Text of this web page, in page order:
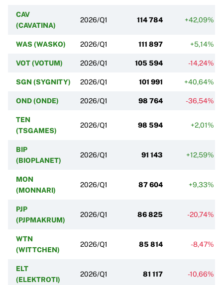
CAV
(CAVATINA)
2026/Q1 114 784 +42,09%
WAS (WASKO) 2026/Q1 111 897 +5,14%
VOT (VOTUM) 2026/Q1 105 594 -14,24%
SGN (SYGNITY) 2026/Q1 101 991 +40,64%
OND (ONDE) 2026/Q1 98 764 -36,54%
TEN
(TSGAMES)
2026/Q1 98 594 +2,01%
BIP
(BIOPLANET)
2026/Q1 91 143 +12,59%
MON
(MONNARI)
2026/Q1 87 604 +9,33%
PJP
(PJPMAKRUM)
2026/Q1 86 825 -20,74%
WTN
(WITTCHEN)
2026/Q1 85 814 -8,47%
ELT
(ELEKTROTI)
2026/Q1 81 117 -10,66%